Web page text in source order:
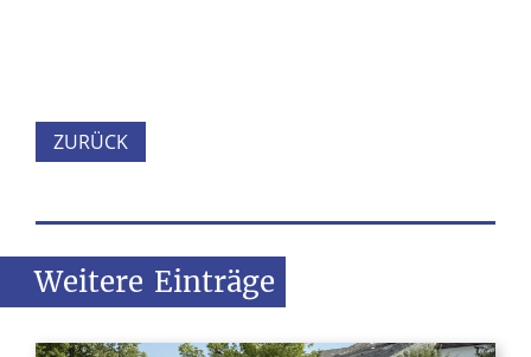
ZURÜCK
Weitere Einträge